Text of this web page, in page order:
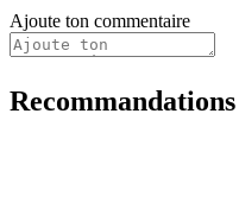
Ajoute ton commentaire
Recommandations